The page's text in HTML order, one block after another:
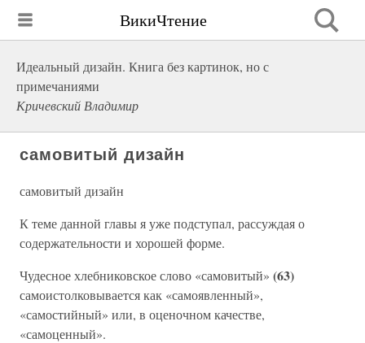
ВикиЧтение
Идеальный дизайн. Книга без картинок, но с
примечаниями
Кричевский Владимир
самовитый дизайн
самовитый дизайн
К теме данной главы я уже подступал, рассуждая о
содержательности и хорошей форме.
Чудесное хлебниковское слово «самовитый» (63)
самоистолковывается как «самоявленный»,
«самостийный» или, в оценочном качестве,
«самоценный».